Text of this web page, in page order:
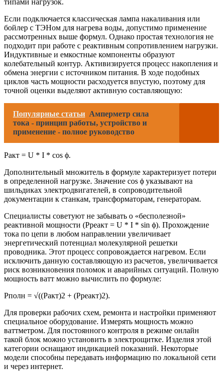
типами нагрузок.
Если подключается классическая лампа накаливания или
бойлер с ТЭНом для нагрева воды, допустимо применение
рассмотренных выше формул. Однако простая технология не
подходит при работе с реактивным сопротивлением нагрузки.
Индуктивные и емкостные компоненты образуют
колебательный контур. Активизируется процесс накопления и
обмена энергии с источником питания. В ходе подобных
циклов часть мощности расходуется впустую, поэтому для
точной оценки выделяют активную составляющую:
Популярные статьи Амперметр сила
тока - принцип работы, устройство и
применение - полное руководство
Pакт = U * I * cos ϕ.
Дополнительный множитель в формуле характеризует потери
в определенной нагрузке. Значение cos ϕ указывают на
шильдиках электродвигателей, в сопроводительной
документации к станкам, трансформаторам, генераторам.
Специалисты советуют не забывать о «бесполезной»
реактивной мощности (Pреакт = U * I * sin ϕ). Прохождение
тока по цепи в любом направлении увеличивает
энергетический потенциал молекулярной решетки
проводника. Этот процесс сопровождается нагревом. Если
исключить данную составляющую из расчетов, увеличивается
риск возникновения поломок и аварийных ситуаций. Полную
мощность ватт можно вычислить по формуле:
Pполн = √((Pакт)2 + (Pреакт)2).
Для проверки рабочих схем, ремонта и настройки применяют
специальное оборудование. Измерять мощность можно
ваттметром. Для постоянного контроля в режиме онлайн
такой блок можно установить в электрощитке. Изделия этой
категории оснащают индикацией показаний. Некоторые
модели способны передавать информацию по локальной сети
и через интернет.